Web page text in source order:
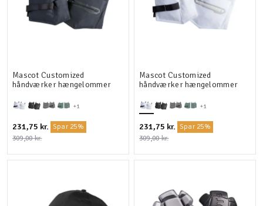
+1
Mascot Customized
håndværker hængelommer
231,75 kr. Spar 25%
309,00 kr.
+1
Mascot Customized
håndværker hængelommer
231,75 kr. Spar 25%
309,00 kr.